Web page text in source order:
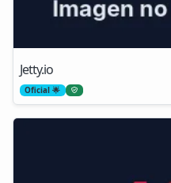
Jetty.io
Oficial 🌟